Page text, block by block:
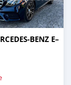
BENZ E–